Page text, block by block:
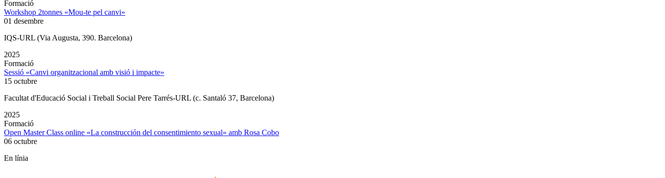
Formació
Workshop 2tonnes «Mou-te pel canvi»
01 desembre
IQS-URL (Via Augusta, 390. Barcelona)
2025
Formació
Sessió «Canvi organitzacional amb visió i impacte»
15 octubre
Facultat d'Educació Social i Treball Social Pere Tarrés-URL (c. Santaló 37, Barcelona)
2025
Formació
Open Master Class online «La construcción del consentimiento sexual» amb Rosa Cobo
06 octubre
En línia